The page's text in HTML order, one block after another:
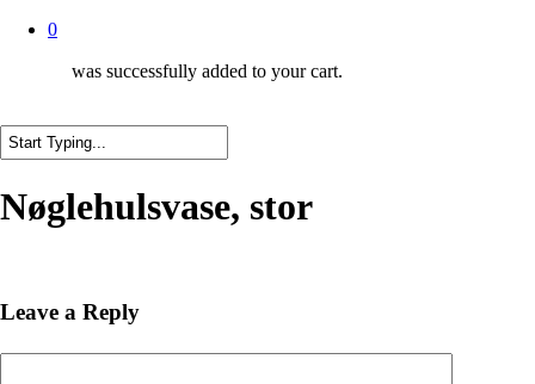
0
was successfully added to your cart.
Search
Nøglehulsvase, stor
Leave a Reply